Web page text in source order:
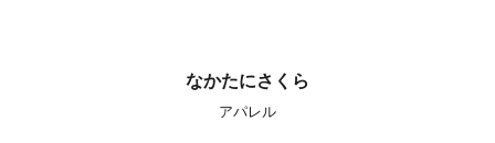
なかたにさくら
アパレル